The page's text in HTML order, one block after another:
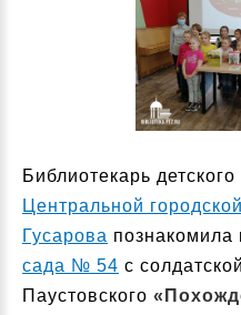
Библиотекарь
Центральной
Гусарова познакомила
сада № 54 с
Паустовского